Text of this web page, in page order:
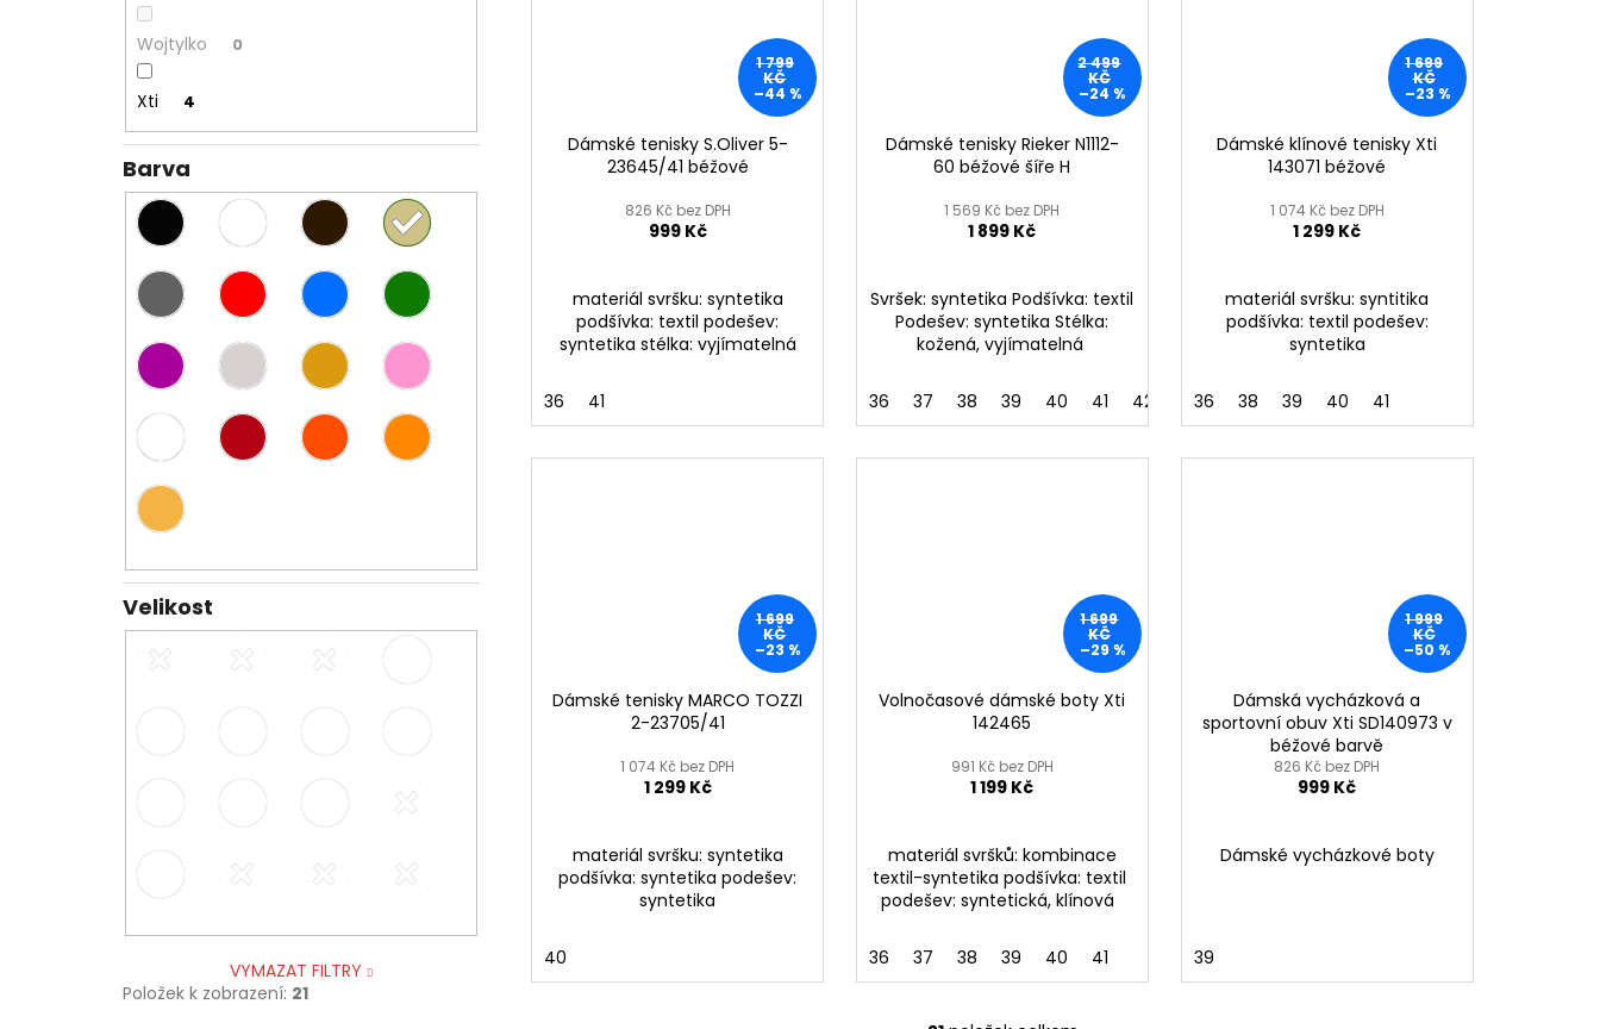
Wojtylko 0
Xti 4
Barva
Velikost
VYMAZAT FILTRY
Položek k zobrazení: 21
1 799
KČ
–44 %
Dámské tenisky S.Oliver 5-
23645/41 béžové
826 Kč bez DPH
999 Kč
materiál svršku: syntetika
podšívka: textil podešev:
syntetika stélka: vyjímatelná
36 41
2 499
KČ
–24 %
Dámské tenisky Rieker N1112-
60 béžové šíře H
1 569 Kč bez DPH
1 899 Kč
Svršek: syntetika Podšívka: textil
Podešev: syntetika Stélka:
kožená, vyjímatelná
36 37 38 39 40 41 42
1 699
KČ
–23 %
Dámské klínové tenisky Xti
143071 béžové
1 074 Kč bez DPH
1 299 Kč
materiál svršku: syntitika
podšívka: textil podešev:
syntetika
36 38 39 40 41
1 699
KČ
–23 %
Dámské tenisky MARCO TOZZI
2-23705/41
1 074 Kč bez DPH
1 299 Kč
materiál svršku: syntetika
podšívka: syntetika podešev:
syntetika
40
1 699
KČ
–29 %
Volnočasové dámské boty Xti
142465
991 Kč bez DPH
1 199 Kč
materiál svršků: kombinace
textil-syntetika podšívka: textil
podešev: syntetická, klínová
36 37 38 39 40 41
1 999
KČ
–50 %
Dámská vycházková a
sportovní obuv Xti SD140973 v
béžové barvě
826 Kč bez DPH
999 Kč
Dámské vycházkové boty
39